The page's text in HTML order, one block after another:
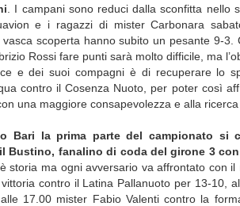
. I campani sono reduci dalla sconfitta nello
e i ragazzi di mister Carbonara
vasca scoperta hanno subito un pesante 9-3.
Rossi fare punti sarà molto difficile, ma
e dei suoi compagni è di recuperare lo
contro il Cosenza Nuoto, per poter così
una maggiore consapevolezza e alla
Bari la prima parte del campionato si
Bustino, fanalino di coda del girone 3
storia ma ogni avversario va affrontato con il
contro il Latina Pallanuoto per 13-10,
17.00 mister Fabio Valenti contro la